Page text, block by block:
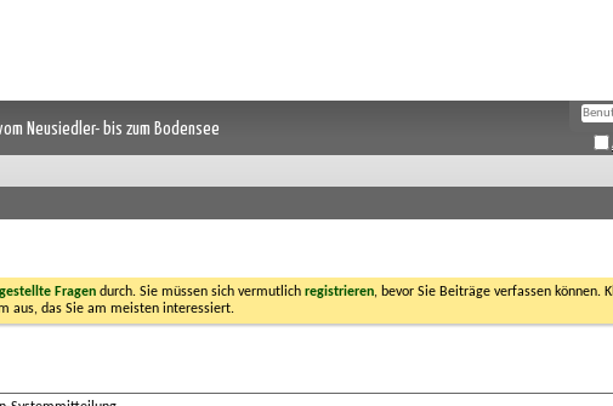
Neusiedler- bis zum Bodensee
Fragen durch. Sie müssen sich vermutlich registrieren, bevor Sie Beiträge verfassen können.
aus, das Sie am meisten interessiert.